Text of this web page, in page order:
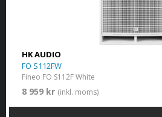
HK AUDIO
FO S112FW
Fineo FO S112F White
8 959 kr (inkl. moms)